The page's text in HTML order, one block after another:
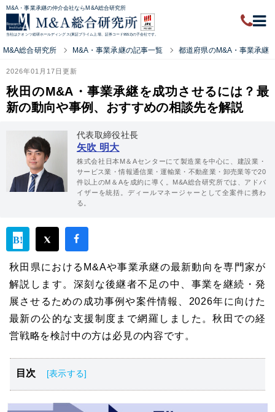
M&A・事業承継の仲介会社ならM&A総合研究所
当社はクオンツ総研ホールディングス(東証プライム上場、証券コード9552)の子会社です。
M&A総合研究所 M&A・事業承継の記事一覧 都道府県のM&A・事業承継
2026年01月17日更新
秋田のM&A・事業承継を成功させるには？最
新の動向や事例、おすすめの相談先を解説
代表取締役社長
矢吹 明大
株式会社日本M＆Aセンターにて製造業を中心に、建設業・
サービス業・情報通信業・運輸業・不動産業・卸売業等で20
件以上のM＆Aを成約に導く。M&A総合研究所では、アドバ
イザーを統括。ディールマネージャーとして全案件に携わ
る。
秋田県におけるM&Aや事業承継の最新動向を専門家が
解説します。深刻な後継者不足の中、事業を継続・発
展させるための成功事例や案件情報、2026年に向けた
最新の公的な支援制度まで網羅しました。秋田での経
営戦略を検討中の方は必見の内容です。
目次
秋田県の主要産業と経済環境の特色